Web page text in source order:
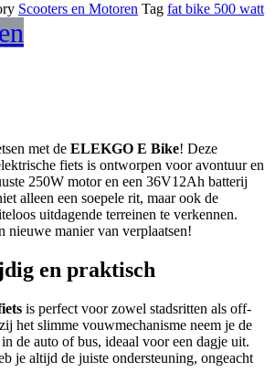
Scooters en Motoren Tag fat bike 500 watt
met de ELEKGO E Bike! Deze
fiets is ontworpen voor avontuur en
250W motor en een 36V12Ah batterij
alleen een soepele rit, maar ook de
uitdagende terreinen te verkennen.
nieuwe manier van verplaatsen!
en praktisch
is perfect voor zowel stadsritten als off-
het slimme vouwmechanisme neem je de
de auto of bus, ideaal voor een dagje uit.
je altijd de juiste ondersteuning, ongeacht